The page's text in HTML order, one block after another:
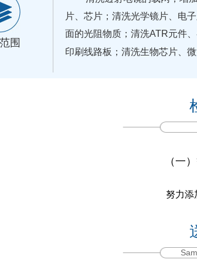
围
片、芯片；清洗光学镜片、电
面的光阻物质；清洗ATR元件
印刷线路板；清洗生物芯片、
（一
努力